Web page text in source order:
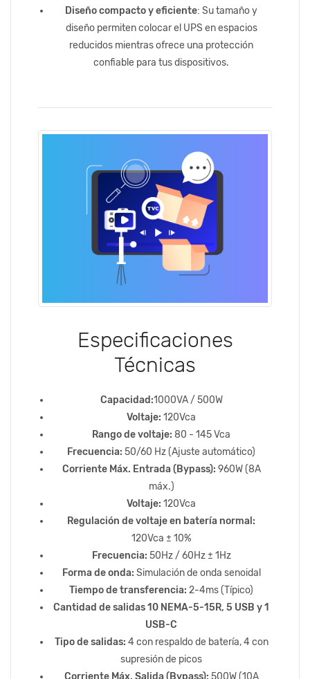
Diseño compacto y eficiente: Su tamaño y
diseño permiten colocar el UPS en espacios
reducidos mientras ofrece una protección
confiable para tus dispositivos.
Especificaciones
Técnicas
Capacidad:1000VA / 500W
Voltaje: 120Vca
Rango de voltaje: 80 - 145 Vca
Frecuencia: 50/60 Hz (Ajuste automático)
Corriente Máx. Entrada (Bypass): 960W (8A
máx.)
Voltaje: 120Vca
Regulación de voltaje en batería normal:
120Vca ± 10%
Frecuencia: 50Hz / 60Hz ± 1Hz
Forma de onda: Simulación de onda senoidal
Tiempo de transferencia: 2-4ms (Típico)
Cantidad de salidas 10 NEMA-5-15R, 5 USB y 1
USB-C
Tipo de salidas: 4 con respaldo de batería, 4 con
supresión de picos